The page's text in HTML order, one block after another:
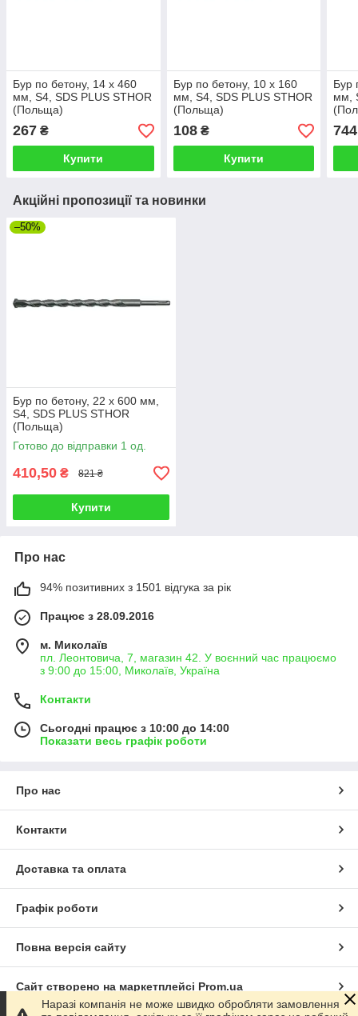
Бур по бетону, 14 x 460
мм, S4, SDS PLUS STHOR
(Польща)
267 ₴
Купити
Бур по бетону, 10 x 160
мм, S4, SDS PLUS STHOR
(Польща)
108₴
Купити
Бур
мм,
744
Акційні пропозиції та новинки
–50%
Бур по бетону, 22 x 600 мм,
S4, SDS PLUS STHOR
(Польща)
Готово до відправки 1 од.
410,50 ₴ 821 ₴
Купити
Про нас
94% позитивних з 1501 відгука за рік
Працює з 28.09.2016
м. Миколаїв
пл. Леонтовича, 7, магазин 42. У воєнний час працюємо
з 9:00 до 15:00, Миколаїв, Україна
Контакти
Сьогодні працює з 10:00 до 14:00
Показати весь графік роботи
Про нас
Контакти
Доставка та оплата
Графік роботи
Повна версія сайту
Сайт створено на маркетплейсі Prom.ua
Наразі компанія не може швидко обробляти замовлення